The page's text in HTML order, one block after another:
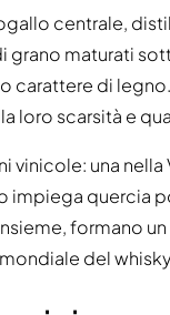
centrale,
maturati
di
loro scarsità e
una
impiega quercia
formano
del